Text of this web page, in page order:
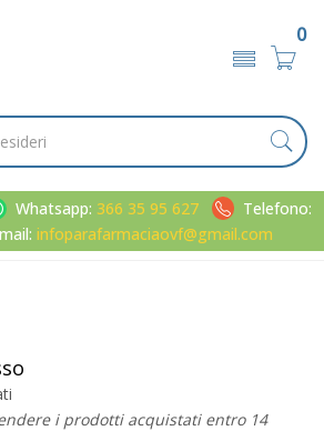
0
Whatsapp: 366 35 95 627
Telefono:
infoparafarmaciaovf@gmail.com
i prodotti acquistati entro 14